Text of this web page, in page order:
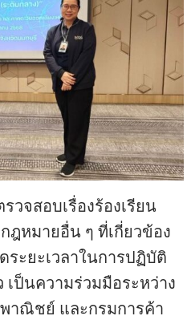
วจสอบเรื่องร้องเรียน
ฎหมายอื่น ๆ ที่เกี่ยวข้อง
ะยะเวลาในการปฏิบัติ
ป็นความร่วมมือระหว่าง
าณิชย์ และกรมการค้า